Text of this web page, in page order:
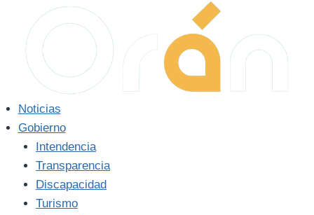
contenido
Noticias
Gobierno
Intendencia
Transparencia
Discapacidad
Turismo